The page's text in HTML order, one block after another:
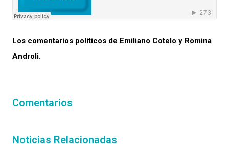
Los comentarios políticos de Emiliano Cotelo y Romina
Androli.
Comentarios
Noticias Relacionadas